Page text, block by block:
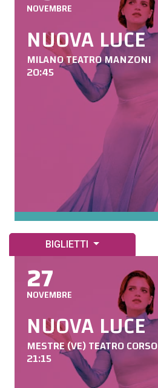
NOVEMBRE
NUOVA LUCE
MILANO TEATRO MANZONI
20:45
BIGLIETTI
27
NOVEMBRE
NUOVA LUCE
MESTRE (VE) TEATRO CORSO
21:15